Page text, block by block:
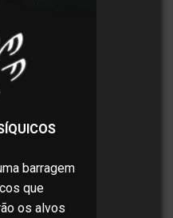
barragem
que
os alvos